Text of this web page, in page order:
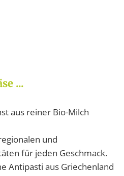
...
aus reiner Bio-Milch
und
für jeden Geschmack.
Antipasti aus Griechenland